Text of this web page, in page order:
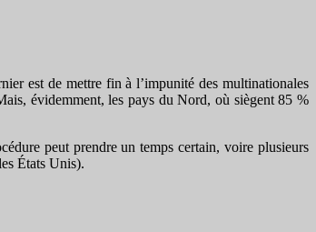
est de mettre fin à l’impunité des multinationales
évidemment, les pays du Nord, où siègent 85 %
peut prendre un temps certain, voire plusieurs
États Unis).